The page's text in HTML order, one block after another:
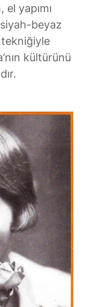
el yapımı
siyah-beyaz
kültürünü